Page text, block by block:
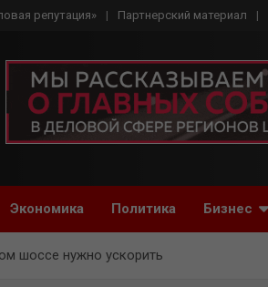
репутация» Партнерский материал
Экономика Политика Бизнес
шоссе нужно ускорить